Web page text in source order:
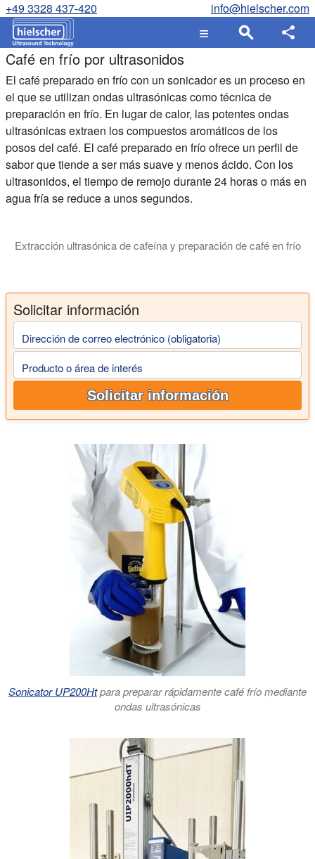
+49 3328 437-420 info@hielscher.com
Café en frío por ultrasonidos
El café preparado en frío con un sonicador es un proceso en
el que se utilizan ondas ultrasónicas como técnica de
preparación en frío. En lugar de calor, las potentes ondas
ultrasónicas extraen los compuestos aromáticos de los
posos del café. El café preparado en frío ofrece un perfil de
sabor que tiende a ser más suave y menos ácido. Con los
ultrasonidos, el tiempo de remojo durante 24 horas o más en
agua fría se reduce a unos segundos.
Extracción ultrasónica de cafeína y preparación de café en frío
Solicitar información
Dirección de correo electrónico (obligatoria)
Producto o área de interés
Solicitar información
Sonicator UP200Htpara preparar rápidamente café frío mediante
ondas ultrasónicas